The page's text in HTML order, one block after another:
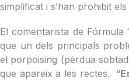
simplificat i s’han prohibit
El comentarista de
que un dels principals
el porpoising (pèrdua
que apareix a les rectes. “